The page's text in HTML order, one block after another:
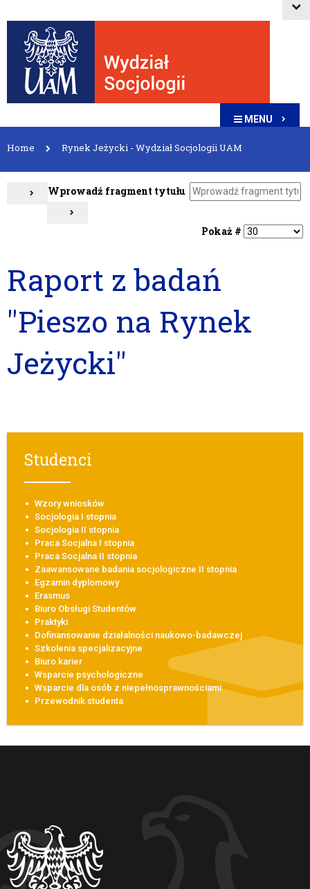
MENU
Home Rynek Jeżycki - Wydział Socjologii UAM
Wprowadź fragment tytułu
Pokaż #
Raport z badań
"Pieszo na Rynek
Jeżycki"
Studenci
Wzory wniosków
Socjologia I stopnia
Socjologia II stopnia
Praca Socjalna I stopnia
Praca Socjalna II stopnia
Zaawansowane badania socjologiczne II stopnia
Egzamin dyplomowy
Erasmus
Biuro Obsługi Studentów
Praktyki
Dofinansowanie działalności naukowo-badawczej
Szkolenia specjalizacyjne
Biuro karier
Wsparcie psychologiczne
Wsparcie dla osób z niepełnosprawnościami
Przewodnik studenta